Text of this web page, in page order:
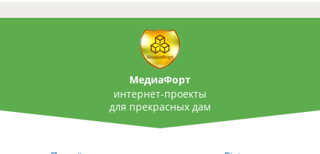
МедиаФорт
интернет-проекты
для прекрасных дам